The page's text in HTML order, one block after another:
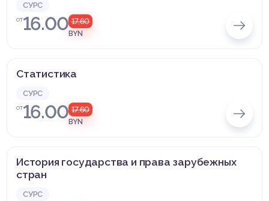
СУРС
от16.00 17,60
BYN
Статистика
СУРС
от16.00 17,60
BYN
История государства и права зарубежных
стран
СУРС